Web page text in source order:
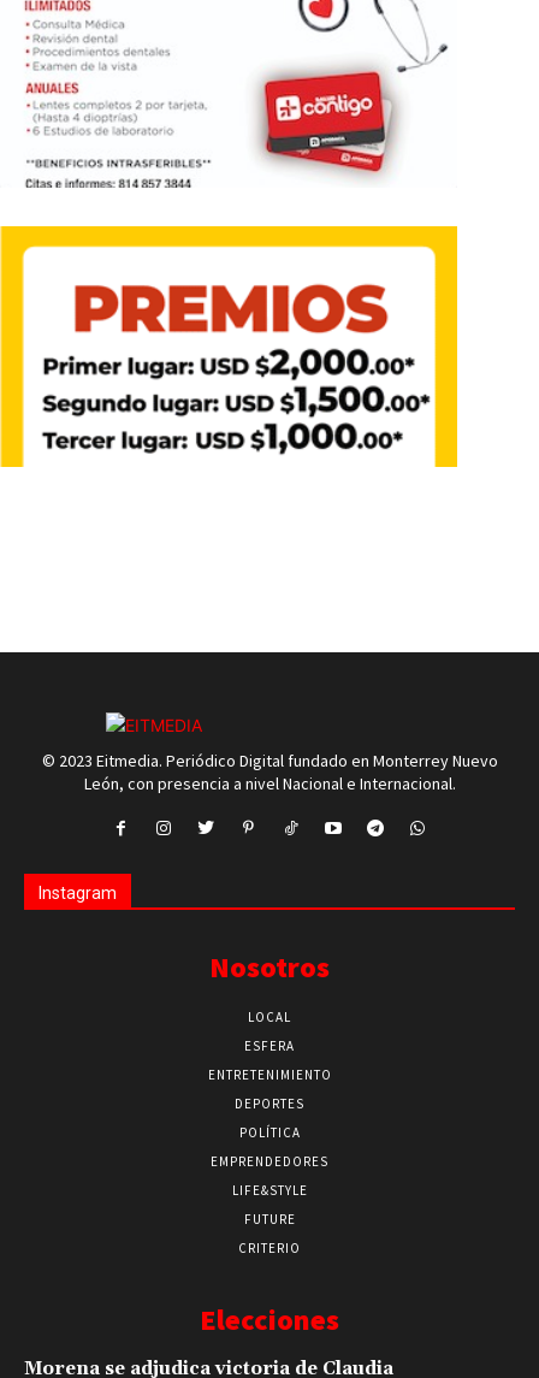
© 2023 Eitmedia. Periódico Digital fundado en Monterrey Nuevo
León, con presencia a nivel Nacional e Internacional.
Instagram
Nosotros
LOCAL
ESFERA
ENTRETENIMIENTO
DEPORTES
POLÍTICA
EMPRENDEDORES
LIFE&STYLE
FUTURE
CRITERIO
Elecciones
Morena se adjudica victoria de Claudia